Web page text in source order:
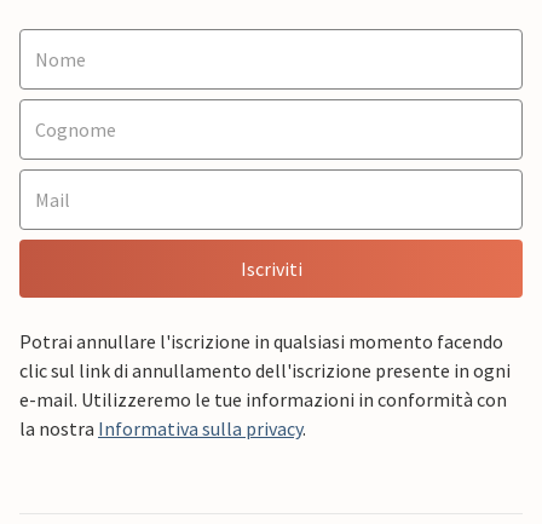
Iscriviti
Potrai annullare l'iscrizione in qualsiasi momento facendo
clic sul link di annullamento dell'iscrizione presente in ogni
e-mail. Utilizzeremo le tue informazioni in conformità con
la nostra Informativa sulla privacy.